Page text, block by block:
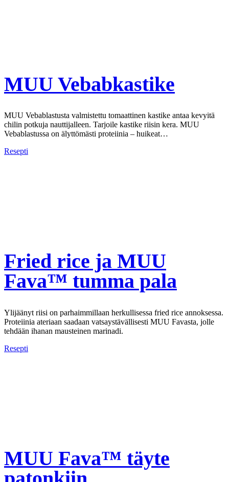
MUU Vebabkastike
MUU Vebablastusta valmistettu tomaattinen kastike antaa kevyitä
chilin potkuja nauttijalleen. Tarjoile kastike riisin kera. MUU
Vebablastussa on älyttömästi proteiinia – huikeat…
Resepti
Fried rice ja MUU
Fava™ tumma pala
Ylijäänyt riisi on parhaimmillaan herkullisessa fried rice annoksessa.
Proteiinia ateriaan saadaan vatsaystävällisesti MUU Favasta, jolle
tehdään ihanan mausteinen marinadi.
Resepti
MUU Fava™ täyte